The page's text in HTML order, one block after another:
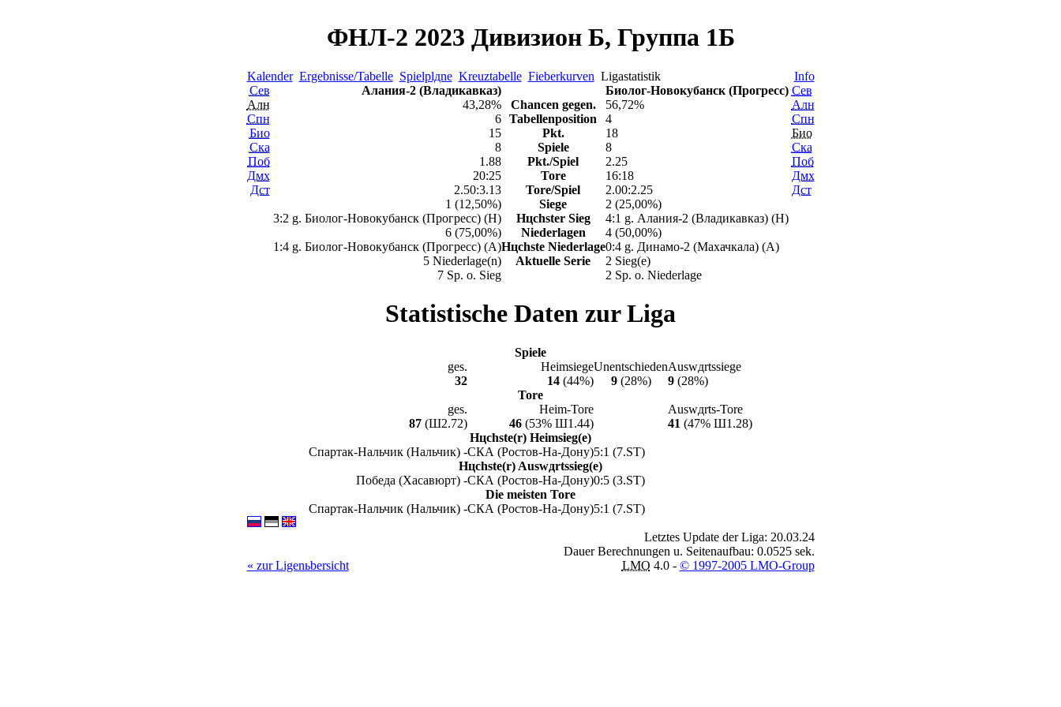
ФНЛ-2 2023 Дивизион Б, Группа 1Б
Kalender Ergebnisse/Tabelle Spielplдne Kreuztabelle Fieberkurven Ligastatistik
Info
Сев
Алн
Спн
Био
Ска
Поб
Дмх
Дст
Алания-2 (Владикавказ)
Биолог-Новокубанск (Прогресс)
43,28%
Chancen gegen.
56,72%
6
Tabellenposition
4
15
Pkt.
18
8
Spiele
8
1.88
Pkt./Spiel
2.25
20:25
Tore
16:18
2.50:3.13
Tore/Spiel
2.00:2.25
1 (12,50%)
Siege
2 (25,00%)
3:2 g. Биолог-Новокубанск (Прогресс) (H)
Hцchster Sieg
4:1 g. Алания-2 (Владикавказ) (H)
6 (75,00%)
Niederlagen
4 (50,00%)
1:4 g. Биолог-Новокубанск (Прогресс) (A)Hцchste Niederlage0:4 g. Динамо-2 (Махачкала) (A)
5 Niederlage(n)
7 Sp. o. Sieg
Aktuelle Serie
2 Sieg(e)
2 Sp. o. Niederlage
Сев
Алн
Спн
Био
Ска
Поб
Дмх
Дст
Statistische Daten zur Liga
Spiele
ges.
HeimsiegeUnentschiedenAuswдrtssiege
32
14 (44%) 9(28%) 9 (28%)
Tore
ges.
Heim-Tore
Auswдrts-Tore
87 (Ш2.72) 46 (53% Ш1.44) 41 (47% Ш1.28)
Hцchste(r) Heimsieg(e)
Спартак-Нальчик (Нальчик) -СКА (Ростов-На-Дону)5:1 (7.ST)
Hцchste(r) Auswдrtssieg(e)
Победа (Хасавюрт) -СКА (Ростов-На-Дону)0:5 (3.ST)
Die meisten Tore
Спартак-Нальчик (Нальчик) -СКА (Ростов-На-Дону)5:1 (7.ST)
« zur Ligenьbersicht
Letztes Update der Liga: 20.03.24
Dauer Berechnungen u. Seitenaufbau: 0.0525 sek.
LMO 4.0 - © 1997-2005 LMO-Group